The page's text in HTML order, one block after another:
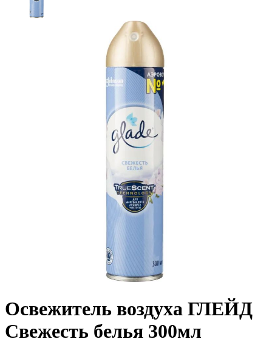
Освежитель воздуха ГЛЕЙД
Свежесть белья 300мл